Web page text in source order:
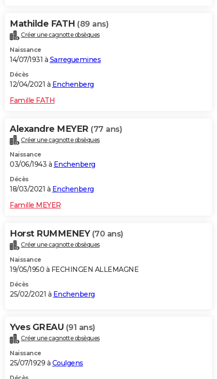
Mathilde FATH (89 ans)
Créer une cagnotte obsèques
Naissance
14/07/1931 à Sarreguemines
Décès
12/04/2021 à Enchenberg
Famille FATH
Alexandre MEYER (77 ans)
Créer une cagnotte obsèques
Naissance
03/06/1943 à Enchenberg
Décès
18/03/2021 à Enchenberg
Famille MEYER
Horst RUMMENEY (70 ans)
Créer une cagnotte obsèques
Naissance
19/05/1950 à FECHINGEN ALLEMAGNE
Décès
25/02/2021 à Enchenberg
Yves GREAU (91 ans)
Créer une cagnotte obsèques
Naissance
25/07/1929 à Coulgens